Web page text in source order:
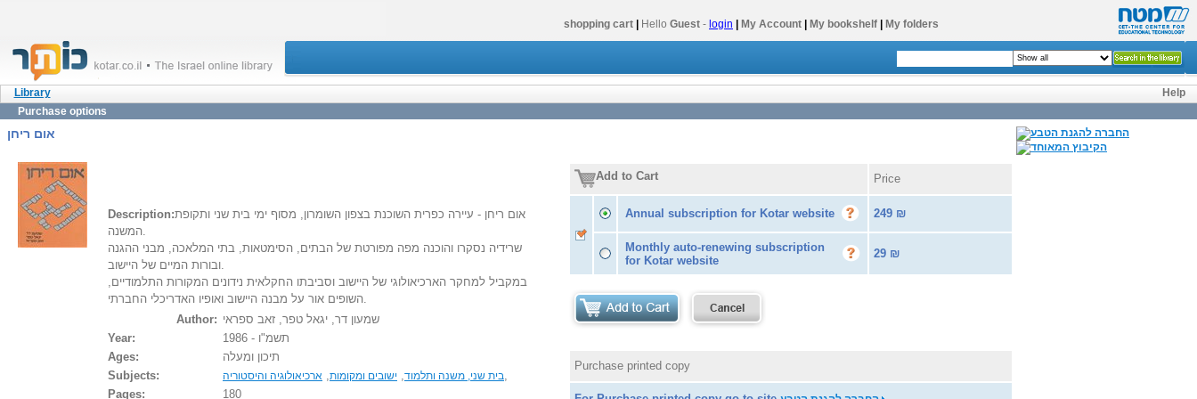
shopping cart Hello Guest - login My Account My bookshelf My folders
Library
Help
Purchase options
אום ריחן
Description:אום ריחן - עיירה כפרית השוכנת בצפון השומרון, מסוף ימי בית שני ותקופת
המשנה.
שרידיה נסקרו והוכנה מפה מפורטת של הבתים, הסימטאות, בתי המלאכה, מבני ההגנה
ובורות המיים של היישוב.
במקביל למחקר הארכיאולוגי של היישוב וסביבתו החקלאית נידונים המקורות התלמודיים,
השופים אור על מבנה היישוב ואופיו האדריכלי החברתי.
Author: שמעון דר, יגאל טפר, זאב ספראי
Year:
תשמ"ו - 1986
Ages:
תיכון ומעלה
Subjects:
בית שני, משנה ותלמוד, ישובים ומקומות, ארכיאולוגיה והיסטוריה
,
Pages:
180
Add to Cart Price
Annual subscription for Kotar website 249 ₪
Monthly auto-renewing subscription
for Kotar website
29 ₪
Purchase printed copy